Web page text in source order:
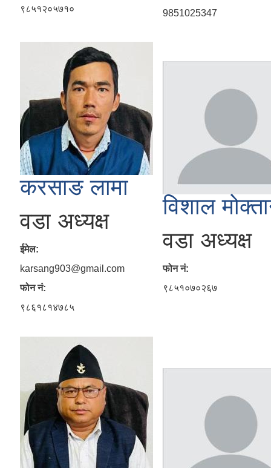
९८५१२०५७१०
9851025347
करसाङ लामा
वडा अध्यक्ष
ईमेल:
karsang903@gmail.com
फोन नं:
९८६१८१४७८५
विशाल
वडा अध्यक्ष
फोन नं:
९८५१०७०२६७